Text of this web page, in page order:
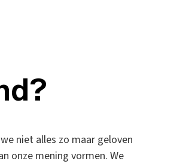
niet alles zo maar geloven
onze mening vormen. We